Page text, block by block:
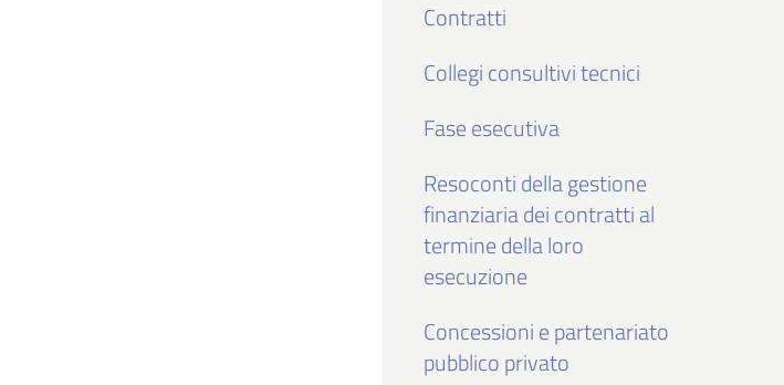
Contratti
Collegi consultivi tecnici
Fase esecutiva
Resoconti della gestione
finanziaria dei contratti al
termine della loro
esecuzione
Concessioni e partenariato
pubblico privato